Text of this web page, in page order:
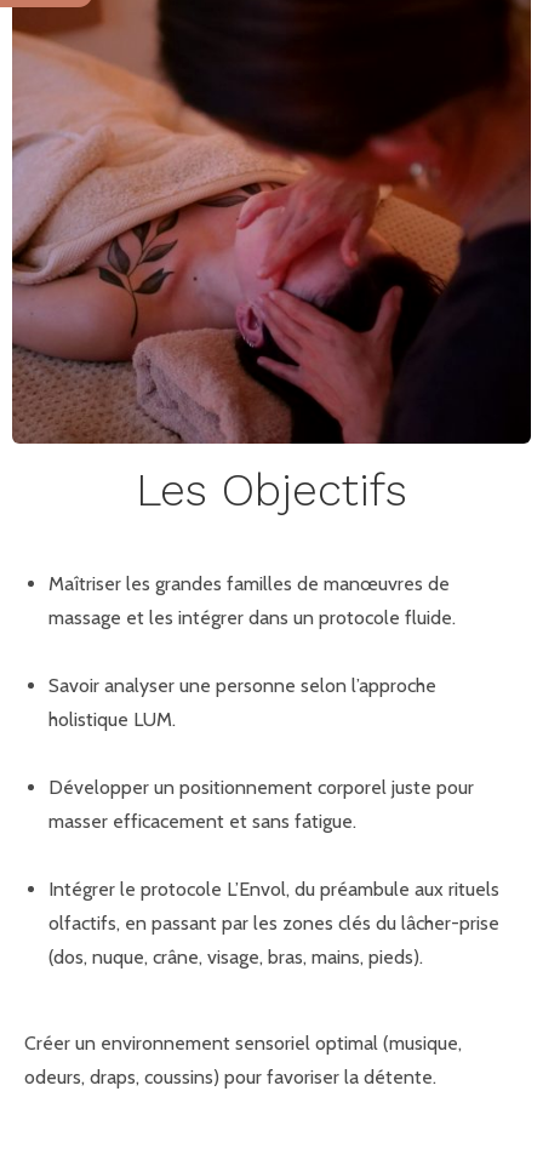
Les Objectifs
Maîtriser les grandes familles de manœuvres de
massage et les intégrer dans un protocole fluide.
Savoir analyser une personne selon l’approche
holistique LUM.
Développer un positionnement corporel juste pour
masser efficacement et sans fatigue.
Intégrer le protocole L’Envol, du préambule aux rituels
olfactifs, en passant par les zones clés du lâcher-prise
(dos, nuque, crâne, visage, bras, mains, pieds).
Créer un environnement sensoriel optimal (musique,
odeurs, draps, coussins) pour favoriser la détente.